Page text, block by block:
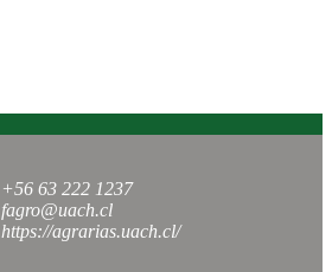
+56 63 222 1237
fagro@uach.cl
https://agrarias.uach.cl/